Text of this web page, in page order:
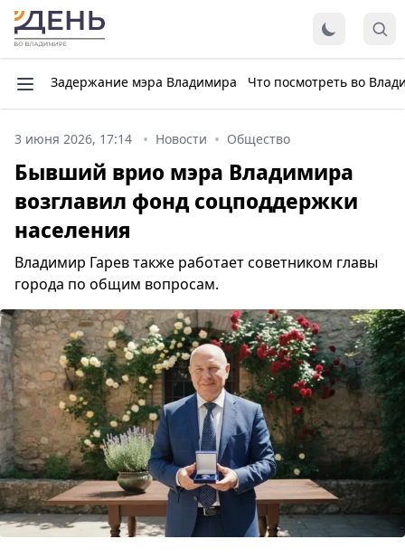
Задержание мэра Владимира Что посмотреть во
3 июня 2026, 17:14 Новости Общество
Бывший врио мэра Владимира
возглавил фонд соцподдержки
населения
Владимир Гарев также работает советником главы
города по общим вопросам.